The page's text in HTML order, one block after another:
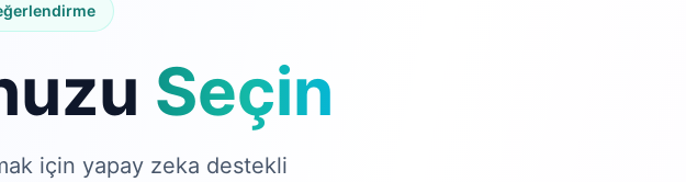
Seçin
için yapay zeka destekli